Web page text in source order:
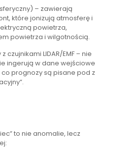
– zawierają
które jonizują atmosferę i
powietrza,
powietrza i wilgotnością.
LIDAR/EMF – nie
ingerują w dane wejściowe
prognozy są pisane pod z
to nie anomalie, lecz